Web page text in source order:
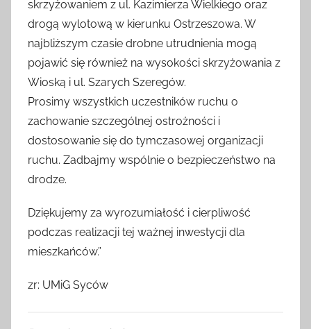
skrzyżowaniem z ul. Kazimierza Wielkiego oraz
drogą wylotową w kierunku Ostrzeszowa. W
najbliższym czasie drobne utrudnienia mogą
pojawić się również na wysokości skrzyżowania z
Wioską i ul. Szarych Szeregów.
Prosimy wszystkich uczestników ruchu o
zachowanie szczególnej ostrożności i
dostosowanie się do tymczasowej organizacji
ruchu. Zadbajmy wspólnie o bezpieczeństwo na
drodze.
Dziękujemy za wyrozumiałość i cierpliwość
podczas realizacji tej ważnej inwestycji dla
mieszkańców.”
zr: UMiG Syców